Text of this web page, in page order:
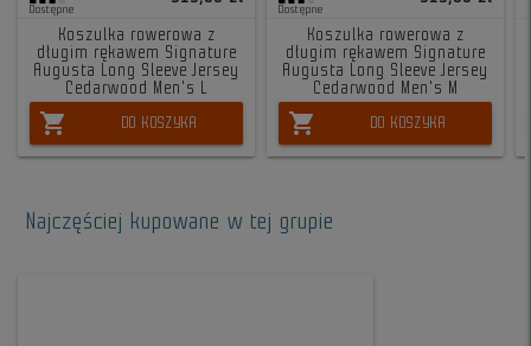
Dostępne
Koszulka rowerowa z
długim rękawem Signature
Augusta Long Sleeve Jersey
Cedarwood Men's L
shopping_cart DO KOSZYKA
Dostępne
Koszulka rowerowa z
długim rękawem Signature
Augusta Long Sleeve Jersey
Cedarwood Men's M
shopping_cart DO KOSZYKA
Najczęściej kupowane w tej grupie